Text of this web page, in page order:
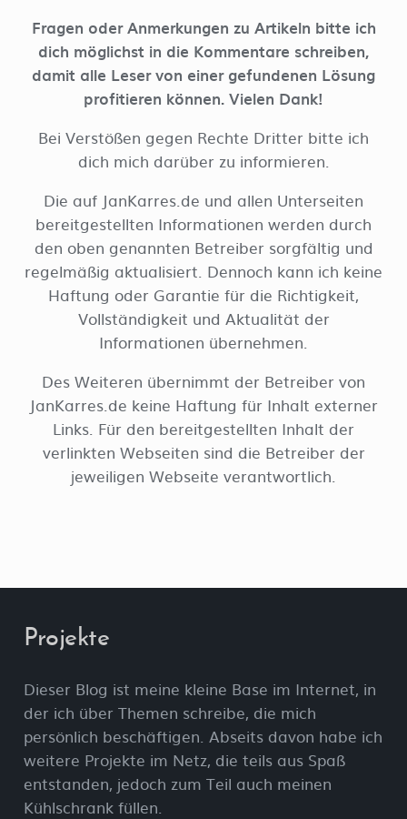
Fragen oder Anmerkungen zu Artikeln bitte ich
dich möglichst in die Kommentare schreiben,
damit alle Leser von einer gefundenen Lösung
profitieren können. Vielen Dank!
Bei Verstößen gegen Rechte Dritter bitte ich
dich mich darüber zu informieren.
Die auf JanKarres.de und allen Unterseiten
bereitgestellten Informationen werden durch
den oben genannten Betreiber sorgfältig und
regelmäßig aktualisiert. Dennoch kann ich keine
Haftung oder Garantie für die Richtigkeit,
Vollständigkeit und Aktualität der
Informationen übernehmen.
Des Weiteren übernimmt der Betreiber von
JanKarres.de keine Haftung für Inhalt externer
Links. Für den bereitgestellten Inhalt der
verlinkten Webseiten sind die Betreiber der
jeweiligen Webseite verantwortlich.
Projekte
Dieser Blog ist meine kleine Base im Internet, in
der ich über Themen schreibe, die mich
persönlich beschäftigen. Abseits davon habe ich
weitere Projekte im Netz, die teils aus Spaß
entstanden, jedoch zum Teil auch meinen
Kühlschrank füllen.